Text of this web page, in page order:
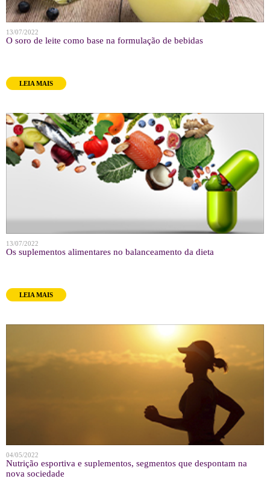
13/07/2022
O soro de leite como base na formulação de bebidas
LEIA MAIS
13/07/2022
Os suplementos alimentares no balanceamento da dieta
LEIA MAIS
04/05/2022
Nutrição esportiva e suplementos, segmentos que despontam na
nova sociedade